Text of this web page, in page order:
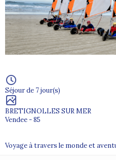
Séjour de 7 jour(s)
BRETIGNOLLES SUR MER
Vendee - 85
Voyage à travers le monde et